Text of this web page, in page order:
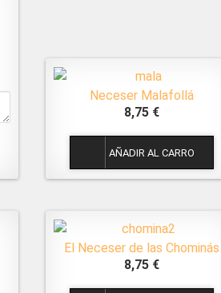
Neceser Malafollá
8,75 €
El Neceser de las Chominás
8,75 €